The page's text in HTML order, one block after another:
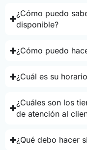
¿Cómo puedo
disponible?
¿Cómo puedo
¿Cuál es su
¿Cuáles son los
de atención al
¿Qué debo hacer